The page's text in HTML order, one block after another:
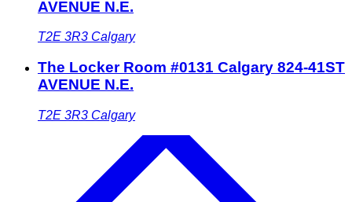
AVENUE N.E.
T2E 3R3 Calgary
The Locker Room #0131 Calgary 824-41ST
AVENUE N.E.
T2E 3R3 Calgary